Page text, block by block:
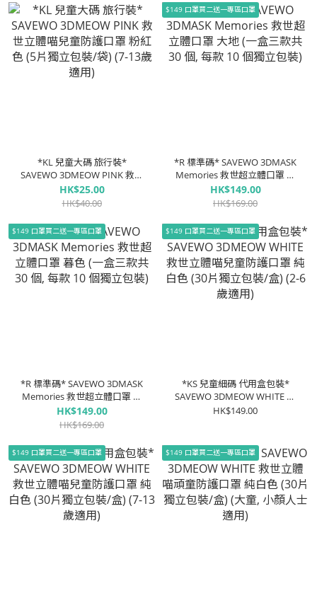
*KL 兒童大碼 旅行裝*
SAVEWO 3DMEOW PINK 救世
立體喵兒童防護口罩 粉紅色 (5
片獨立包裝/袋) (7-13歲適用)
HK$25.00
HK$40.00
$149 口罩買二送一專區口罩
*R 標準碼* SAVEWO 3DMASK
Memories 救世超立體口罩 大
地 (一盒三款共 30 個, 每款 10
個獨立包裝)
HK$149.00
HK$169.00
$149 口罩買二送一專區口罩
*R 標準碼* SAVEWO 3DMASK
Memories 救世超立體口罩 暮
色 (一盒三款共 30 個, 每款 10
個獨立包裝)
HK$149.00
HK$169.00
$149 口罩買二送一專區口罩
*KS 兒童細碼 代用盒包裝*
SAVEWO 3DMEOW WHITE 救
世立體喵兒童防護口罩 純白色
HK$149.00
$149 口罩買二送一專區口罩 $149 口罩買二送一專區口罩